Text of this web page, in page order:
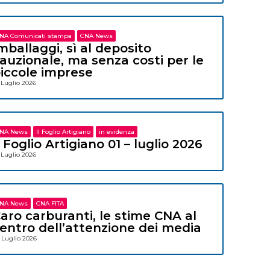
Comunicati stampa CNA News
sì al deposito
ma senza costi per le
imprese
Luglio 2026
News Il Foglio Artigiano in evidenza
Foglio Artigiano 01 – luglio 2026
Luglio 2026
News CNA FITA
carburanti, le stime CNA al
dell’attenzione dei media
Luglio 2026